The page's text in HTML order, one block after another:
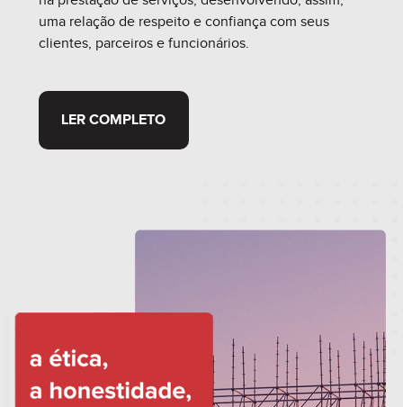
uma relação de respeito e confiança com seus
clientes, parceiros e funcionários.
LER COMPLETO